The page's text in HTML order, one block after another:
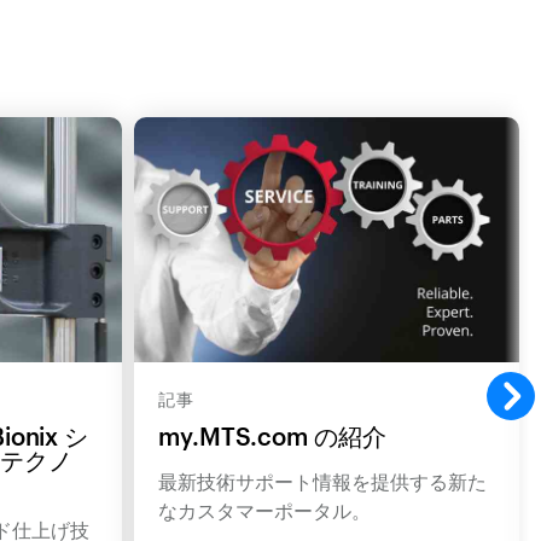
シ
クノ
仕上げ技
記事
my.MTS.com の紹介
最新技術サポート情報を提供する新た
なカスタマーポータル。